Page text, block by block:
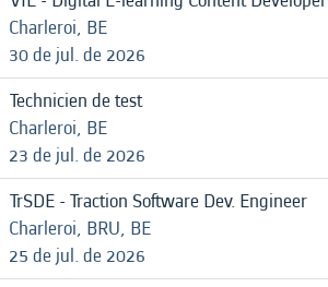
Charleroi, BE
30 de jul. de 2026
Technicien de test
Charleroi, BE
23 de jul. de 2026
TrSDE - Traction Software Dev. Engineer
Charleroi, BRU, BE
25 de jul. de 2026